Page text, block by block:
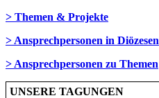
> Themen & Projekte
> Ansprechpersonen in Diözesen
> Ansprechpersonen zu Themen
UNSERE TAGUNGEN